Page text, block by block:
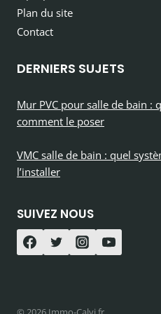
Plan du site
Contact
DERNIERS SUJETS
Mur PVC pour salle de bain :
comment le poser
VMC salle de bain : quel
l’installer
SUIVEZ NOUS